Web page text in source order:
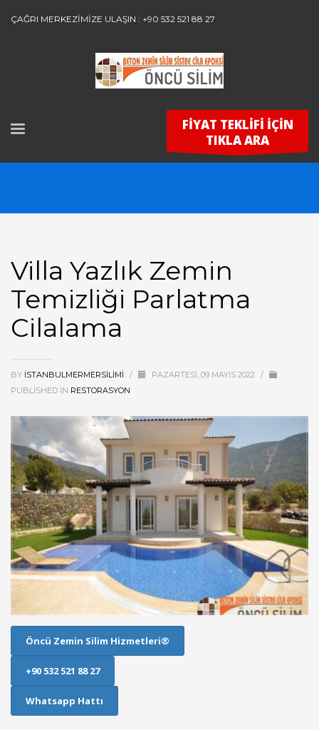
ÇAĞRI MERKEZİMİZE ULAŞIN : +90 532 521 88 27
FİYAT TEKLİFİ İÇİN
TIKLA ARA
Villa Yazlık Zemin
Temizliği Parlatma
Cilalama
BY ISTANBULMERMERSILIMI / PAZARTESI, 09 MAYIS 2022
/
PUBLISHED IN RESTORASYON
Öncü Zemin Silim Hizmetleri®
+90 532 521 88 27
Whatsapp Hattı